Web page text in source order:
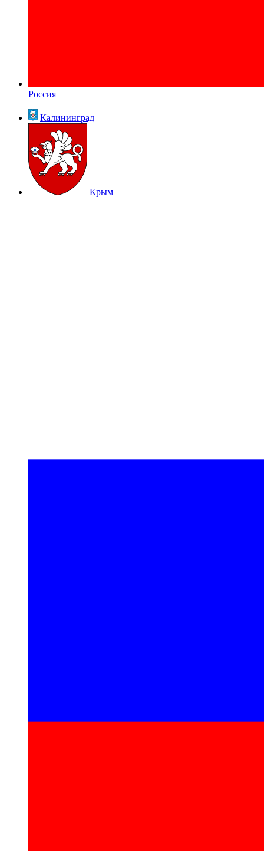
Россия
Калининград
Крым